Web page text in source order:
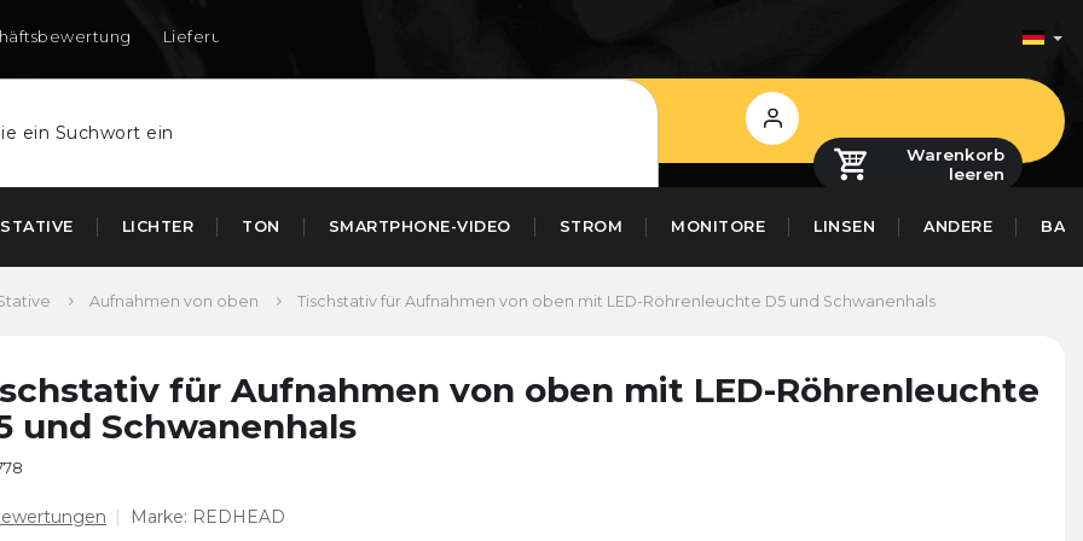
Lieferung nach DE und AT
Login
Warenkorb
leeren
STATIVE LICHTER TON SMARTPHONE-VIDEO STROM MONITORE LINSEN ANDERE
Aufnahmen von oben Tischstativ für Aufnahmen von oben mit LED-Röhrenleuchte D5 und Schwanenhals
für Aufnahmen von oben mit LED-Röhrenleuchte
und Schwanenhals
Marke: REDHEAD